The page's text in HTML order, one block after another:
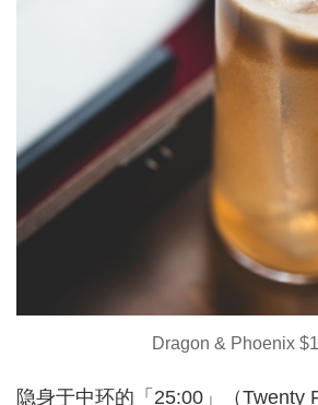
Dragon & Phoenix
隐身于中环的「25:00」（Twenty